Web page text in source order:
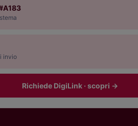
invio
Richiede DigiLink · scopri →